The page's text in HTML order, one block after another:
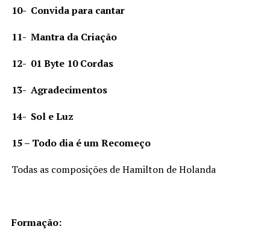
10- Convida para cantar
11- Mantra da Criação
12- 01 Byte 10 Cordas
13- Agradecimentos
14- Sol e Luz
15 – Todo dia é um Recomeço
Todas as composições de Hamilton de Holanda
Formação: